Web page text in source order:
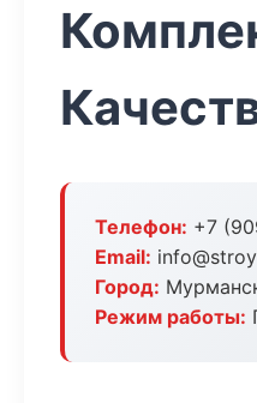
Телефон: +7
Email:
Город:
Режим работы: